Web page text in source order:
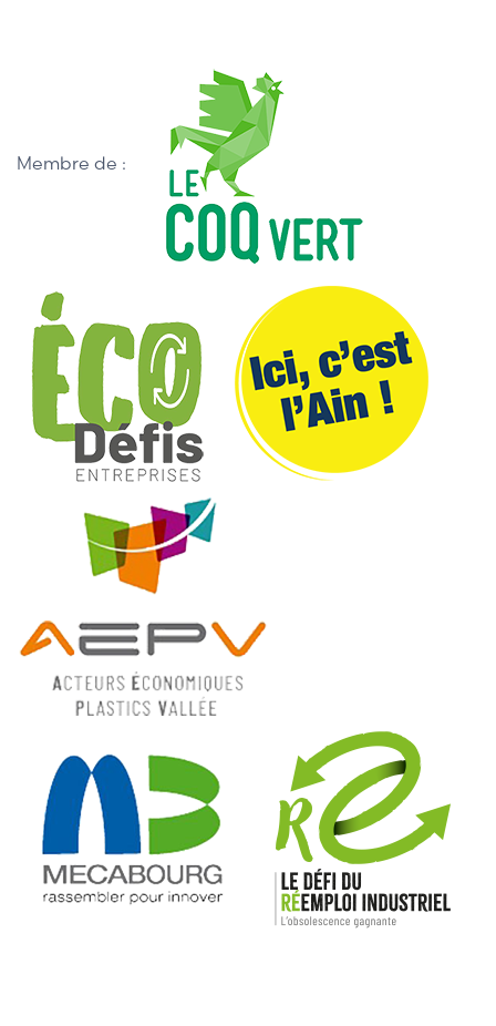
Membre de :